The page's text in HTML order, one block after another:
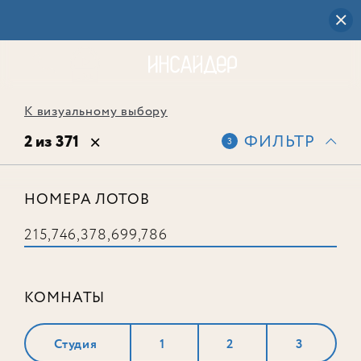
К визуальному выбору
2 из 371 3 ФИЛЬТР
НОМЕРА ЛОТОВ
КОМНАТЫ
Студия 1 2 3